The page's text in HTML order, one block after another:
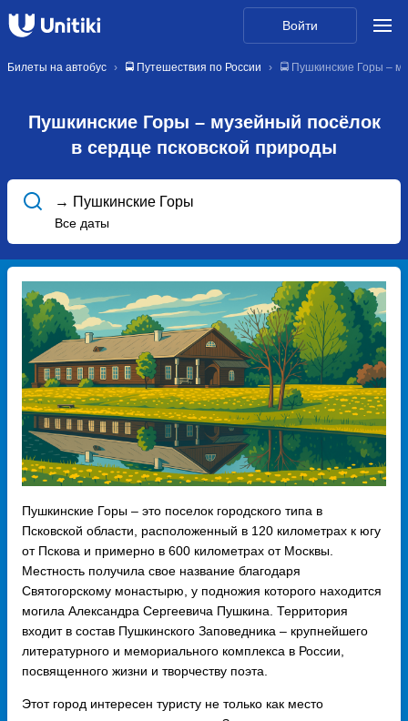
Войти
Билеты на автобус 🚍 Путешествия по России 🚍 Пушкинские Горы –
Пушкинские Горы – музейный посёлок
в сердце псковской природы
→ Пушкинские Горы
Все даты
Пушкинские Горы – это поселок городского типа в
Псковской области, расположенный в 120 километрах к югу
от Пскова и примерно в 600 километрах от Москвы.
Местность получила свое название благодаря
Святогорскому монастырю, у подножия которого находится
могила Александра Сергеевича Пушкина. Территория
входит в состав Пушкинского Заповедника – крупнейшего
литературного и мемориального комплекса в России,
посвященного жизни и творчеству поэта.
Этот город интересен туристу не только как место